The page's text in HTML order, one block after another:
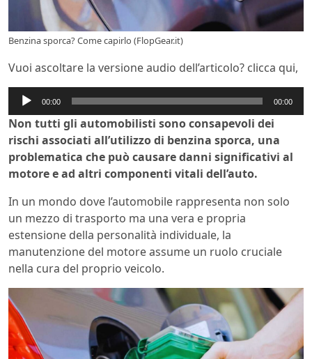
Benzina sporca? Come capirlo (FlopGear.it)
Vuoi ascoltare la versione audio dell’articolo? clicca qui,
Audio
Player
00:00 00:00
Non tutti gli automobilisti sono consapevoli dei
rischi associati all’utilizzo di benzina sporca, una
problematica che può causare danni significativi al
motore e ad altri componenti vitali dell’auto.
In un mondo dove l’automobile rappresenta non solo
un mezzo di trasporto ma una vera e propria
estensione della personalità individuale, la
manutenzione del motore assume un ruolo cruciale
nella cura del proprio veicolo.